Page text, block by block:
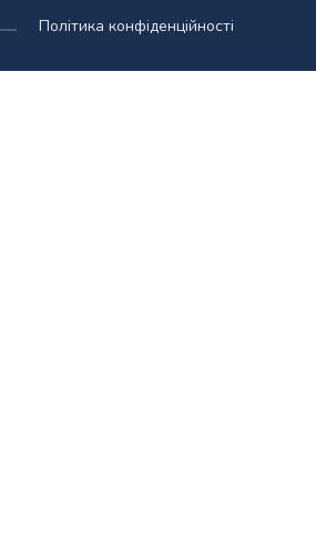
Політика конфіденційності